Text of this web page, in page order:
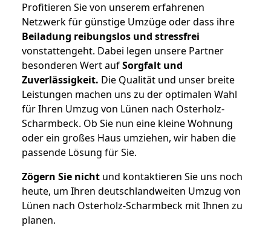
Profitieren Sie von unserem erfahrenen
Netzwerk für günstige Umzüge oder dass ihre
Beiladung reibungslos und stressfrei
vonstattengeht. Dabei legen unsere Partner
besonderen Wert aufSorgfalt und
Zuverlässigkeit. Die Qualität und unser breite
Leistungen machen uns zu der optimalen Wahl
für Ihren Umzug von Lünen nach Osterholz-
Scharmbeck. Ob Sie nun eine kleine Wohnung
oder ein großes Haus umziehen, wir haben die
passende Lösung für Sie.
Zögern Sie nicht und kontaktieren Sie uns noch
heute, um Ihren deutschlandweiten Umzug von
Lünen nach Osterholz-Scharmbeck mit Ihnen zu
planen.